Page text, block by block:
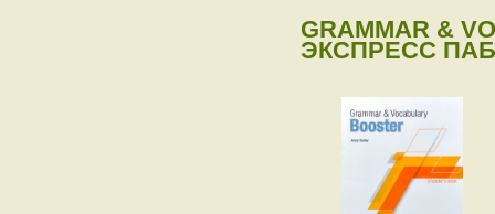
GRAMMAR &
ЭКСПРЕСС